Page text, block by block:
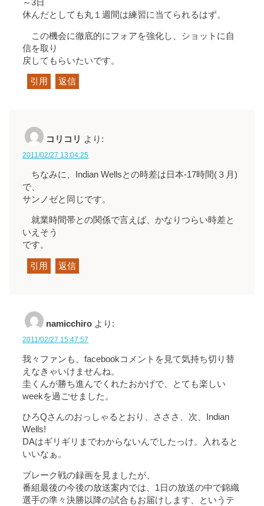
～3日
休んだとしても丸１週間は練習に当てられるはず。
この機会に徹底的にフォアを強化し、ショットに自
信を取り
戻してもらいたいです。
引用 返信
コリコリ より:
2011/02/27 13:04:25
ちなみに、Indian Wellsとの時差は日本-17時間(３月)
で、
サンノゼと同じです。
就業時間帯との関係で言えば、かなりつらい時差と
いえそう
です。
引用 返信
namicchiro より:
2011/02/27 15:47:57
我々ファンも、facebookコメントを見て気持ち切り替
えなきゃいけませんね。
圭くんが勝ち進んでくれたおかげで、とても楽しい
weekを過ごせました。
ひろQさんのおっしゃるとおり、さささ、次、Indian
Wells!
DAはギリギリまでわからないんでしたっけ。入れると
いいなぁ。
ブレーク戦の録画を見ましたが、
番組最後の今後の放送案内では、1日の放送の中で錦織
選手の準々決勝以降の試合もお届けします、というテ